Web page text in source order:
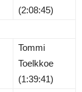
(2:08:45)
Tommi
Toelkkoe
(1:39:41)